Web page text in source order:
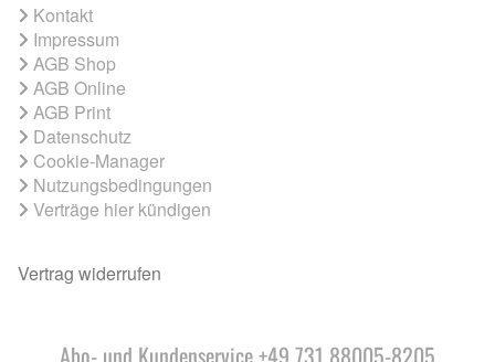
Kontakt
Impressum
AGB Shop
AGB Online
AGB Print
Datenschutz
Cookie-Manager
Nutzungsbedingungen
Verträge hier kündigen
Vertrag widerrufen
Abo- und Kundenservice +49 731 88005-8205